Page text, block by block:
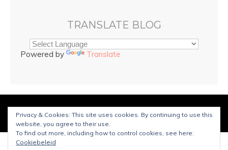
TRANSLATE BLOG
Powered by Translate
© CopyrightSarah and Beauty2025. Mogelijk gemaakt door
WordPress.Ontworpen door Bluchic
Privacy & Cookies: This site uses cookies. By continuing to use this
website, you agree to their use.
To find out more, including how to control cookies, see here:
Cookiebeleid